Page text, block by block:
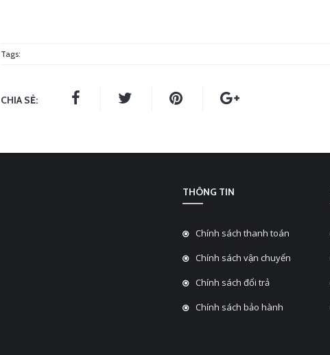
Tags:
CHIA SẺ:
THÔNG TIN
Chính sách thanh toán
Chính sách vận chuyển
Chính sách đổi trả
Chính sách bảo hành